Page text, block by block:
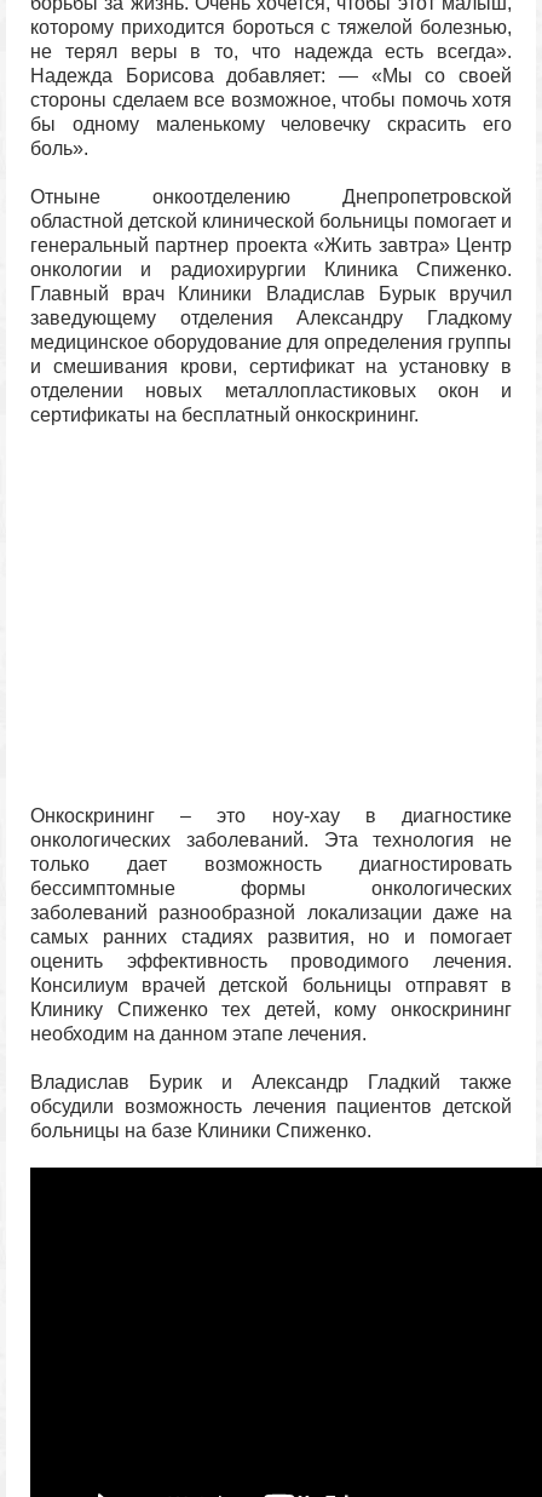
которому приходится бороться с тяжелой болезнью,
не терял веры в то, что надежда есть всегда».
Надежда Борисова добавляет: — «Мы со своей
стороны сделаем все возможное, чтобы помочь хотя
бы одному маленькому человечку скрасить его
боль».
Отныне онкоотделению Днепропетровской
областной детской клинической больницы помогает и
генеральный партнер проекта «Жить завтра» Центр
онкологии и радиохирургии Клиника Спиженко.
Главный врач Клиники Владислав Бурык вручил
заведующему отделения Александру Гладкому
медицинское оборудование для определения группы
и смешивания крови, сертификат на установку в
отделении новых металлопластиковых окон и
сертификаты на бесплатный онкоскрининг.
Онкоскрининг – это ноу-хау в диагностике
онкологических заболеваний. Эта технология не
только дает возможность диагностировать
бессимптомные формы онкологических
заболеваний разнообразной локализации даже на
самых ранних стадиях развития, но и помогает
оценить эффективность проводимого лечения.
Консилиум врачей детской больницы отправят в
Клинику Спиженко тех детей, кому онкоскрининг
необходим на данном этапе лечения.
Владислав Бурик и Александр Гладкий также
обсудили возможность лечения пациентов детской
больницы на базе Клиники Спиженко.